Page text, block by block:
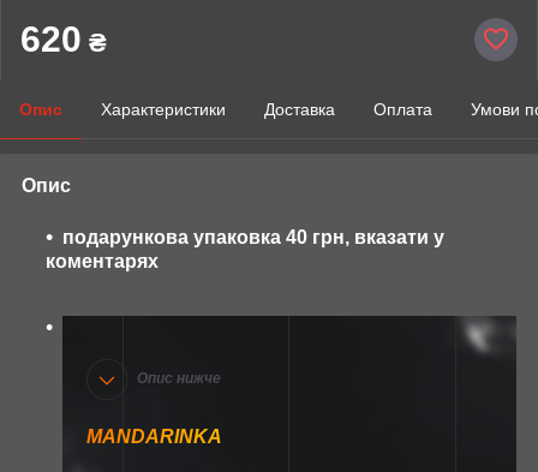
620 ₴
Опис Характеристики Доставка Оплата Умови
Опис
подарункова упаковка 40 грн, вказати у
коментарях
Опис нижче
MANDARINKA